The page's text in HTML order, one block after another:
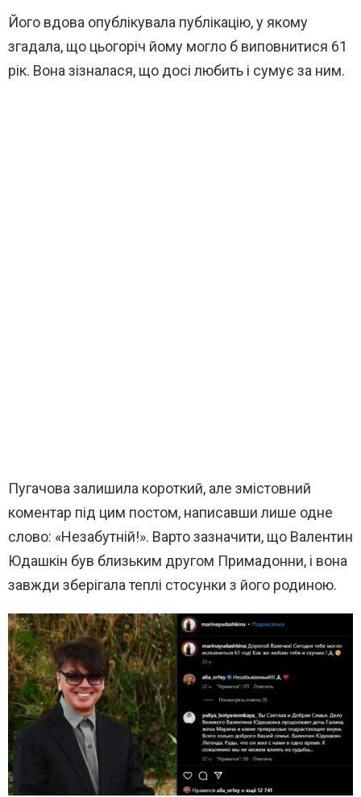
Його вдова опублікувала публікацію, у якому
згадала, що цьогоріч йому могло б виповнитися 61
рік. Вона зізналася, що досі любить і сумує за ним.
Пугачова залишила короткий, але змістовний
коментар під цим постом, написавши лише одне
слово: «Незабутній!». Варто зазначити, що Валентин
Юдашкін був близьким другом Примадонни, і вона
завжди зберігала теплі стосунки з його родиною.